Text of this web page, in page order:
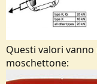
Questi valori
moschettone: